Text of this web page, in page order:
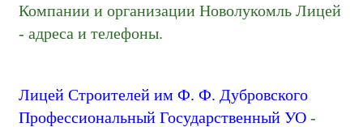
Компании и организации Новолукомль Лицей
- адреса и телефоны.
Лицей Строителей им Ф. Ф. Дубровского
Профессиональный Государственный УО -